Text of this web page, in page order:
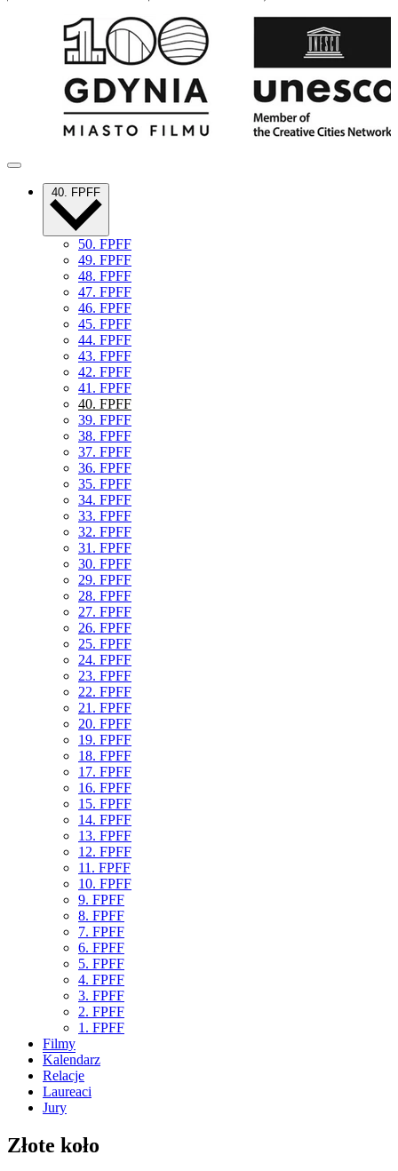
40. FPFF
50. FPFF
49. FPFF
48. FPFF
47. FPFF
46. FPFF
45. FPFF
44. FPFF
43. FPFF
42. FPFF
41. FPFF
40. FPFF
39. FPFF
38. FPFF
37. FPFF
36. FPFF
35. FPFF
34. FPFF
33. FPFF
32. FPFF
31. FPFF
30. FPFF
29. FPFF
28. FPFF
27. FPFF
26. FPFF
25. FPFF
24. FPFF
23. FPFF
22. FPFF
21. FPFF
20. FPFF
19. FPFF
18. FPFF
17. FPFF
16. FPFF
15. FPFF
14. FPFF
13. FPFF
12. FPFF
11. FPFF
10. FPFF
9. FPFF
8. FPFF
7. FPFF
6. FPFF
5. FPFF
4. FPFF
3. FPFF
2. FPFF
1. FPFF
Filmy
Kalendarz
Relacje
Laureaci
Jury
Złote koło